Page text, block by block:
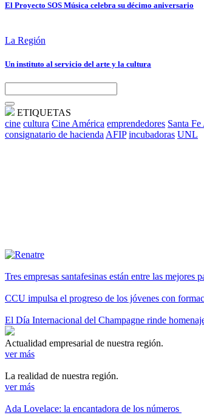
El Proyecto SOS Música celebra su décimo aniversario
La Región
Un instituto al servicio del arte y la cultura
ETIQUETAS
cine cultura Cine América emprendedores Santa
consignatario de hacienda AFIP incubadoras UNL
Tres empresas santafesinas están entre las mejores
CCU impulsa el progreso de los jóvenes con
El Día Internacional del Champagne rinde
Actualidad empresarial de nuestra región.
ver más
La realidad de nuestra región.
ver más
Ada Lovelace: la encantadora de los números